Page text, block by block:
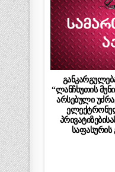
“ლანჩხუთის
არსებული
საფასურის